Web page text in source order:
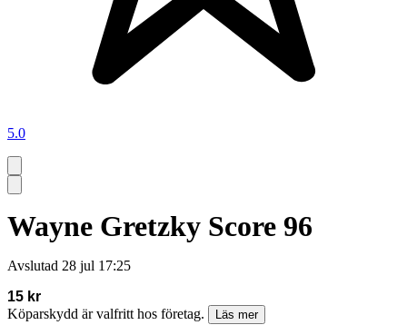
5.0
Wayne Gretzky Score 96
Avslutad 28 jul 17:25
15 kr
Köparskydd är valfritt hos företag.
Läs mer